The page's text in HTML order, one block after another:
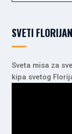
SVETI
Sveta misa za
kipa svetog